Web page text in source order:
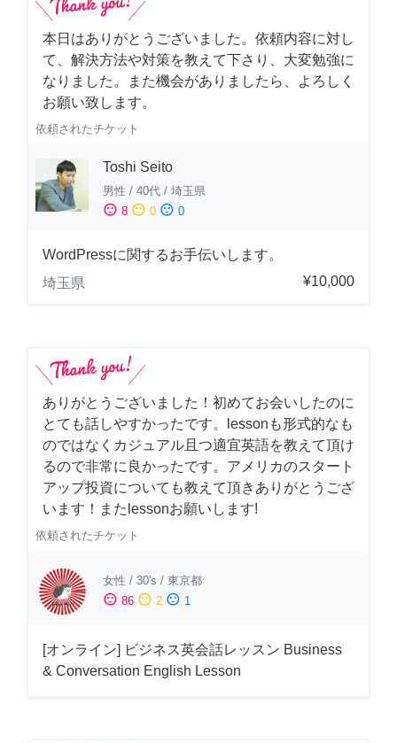
本日はありがとうございました。依頼内容に対し
て、解決方法や対策を教えて下さり、大変勉強に
なりました。また機会がありましたら、よろしく
お願い致します。
依頼されたチケット
Toshi Seito
男性 / 40代 / 埼玉県
sentiment_satisfied 8 sentiment_neutral 0 sentiment_dissatisfied 0
WordPressに関するお手伝いします。
埼玉県
¥10,000
ありがとうございました！初めてお会いしたのに
とても話しやすかったです。lessonも形式的なも
のではなくカジュアル且つ適宜英語を教えて頂け
るので非常に良かったです。アメリカのスタート
アップ投資についても教えて頂きありがとうござ
います！またlessonお願いします!
依頼されたチケット
女性 / 30's / 東京都
sentiment_satisfied 86 sentiment_neutral 2 sentiment_dissatisfied 1
[オンライン] ビジネス英会話レッスン Business
& Conversation English Lesson